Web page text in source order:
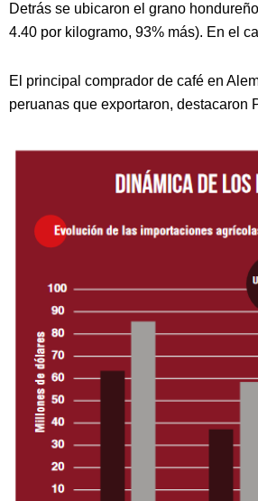
Detrás se ubicaron el grano
4.40 por kilogramo, 93% más). En el
El principal comprador de café en
peruanas que exportaron, destacaron